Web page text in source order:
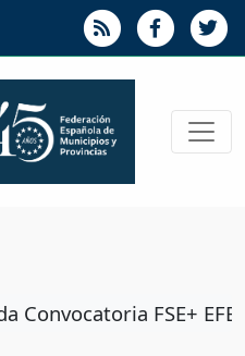
Convocatoria FSE+